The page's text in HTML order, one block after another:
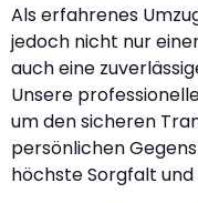
Als erfahrenes
jedoch nicht nur
auch eine
Unsere
um den sicheren
persönlichen
höchste Sorgfalt und